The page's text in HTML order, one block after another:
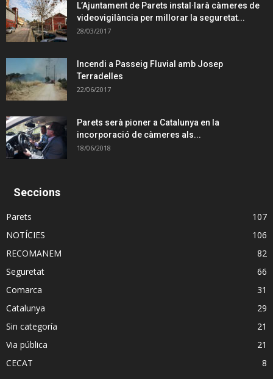
L’Ajuntament de Parets instal·larà càmeres de
videovigilància per millorar la seguretat...
28/03/2017
Incendi a Passeig Fluvial amb Josep
Terradelles
22/06/2017
Parets serà pioner a Catalunya en la
incorporació de càmeres als...
18/06/2018
Seccions
Parets
107
NOTÍCIES
106
RECOMANEM
82
Seguretat
66
Comarca
31
Catalunya
29
Sin categoría
21
Via pública
21
CECAT
8